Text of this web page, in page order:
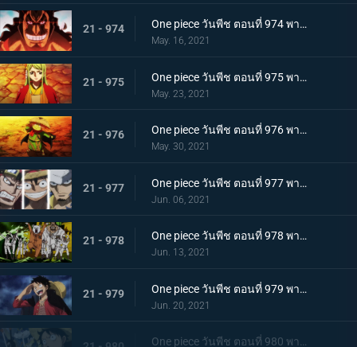
21 - 974 One piece วันพีช ตอนที่ 974 พากย์ไทย โอเด้งจะไม่ใช่โอเด้งถ้าไม่ต้ม!
May. 16, 2021
21 - 975 One piece วันพีช ตอนที่ 975 พากย์ไทย ปราสาทลุกเป็นไฟ! โชคชะตาของตระกูลโคสึกิ!
May. 23, 2021
21 - 976 One piece วันพีช ตอนที่ 976 พากย์ไทย กลับสู่ปัจจุบัน! 20 ปีต่อมา
May. 30, 2021
21 - 977 One piece วันพีช ตอนที่ 977 พากย์ไทย ทะเลมีไว้สำหรับโจรสลัด! บุก! มุ่งสู่โอนิกาชิมะ
Jun. 06, 2021
21 - 978 One piece วันพีช ตอนที่ 978 พากย์ไทย รุ่นที่เลวร้ายที่สุดมาแล้ว! การต่อสู้กลางทะเลอันดุเดือด
Jun. 13, 2021
21 - 979 One piece วันพีช ตอนที่ 979 พากย์ไทย โชคดีงั้นรึ!? แผนการของคินเอม่อน
Jun. 20, 2021
One piece วันพีช ตอนที่ 980 พากย์ไทย สัญญาแห่งน้ำตา! โมโมโนะสุเกะถูกลักพาตัว